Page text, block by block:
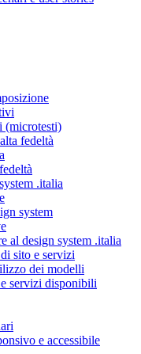
(microtesti)
fedeltà
.italia
system
al design system .italia
sito e servizi
dei modelli
servizi disponibili
e accessibile